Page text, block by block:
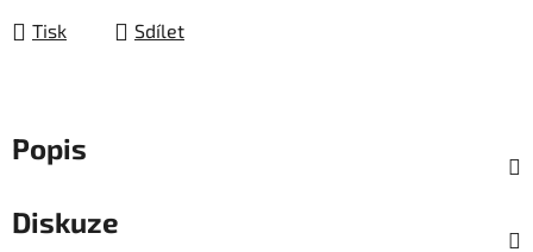
Tisk Sdílet
Popis
Diskuze